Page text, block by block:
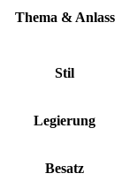
Thema & Anlass
Stil
Legierung
Besatz